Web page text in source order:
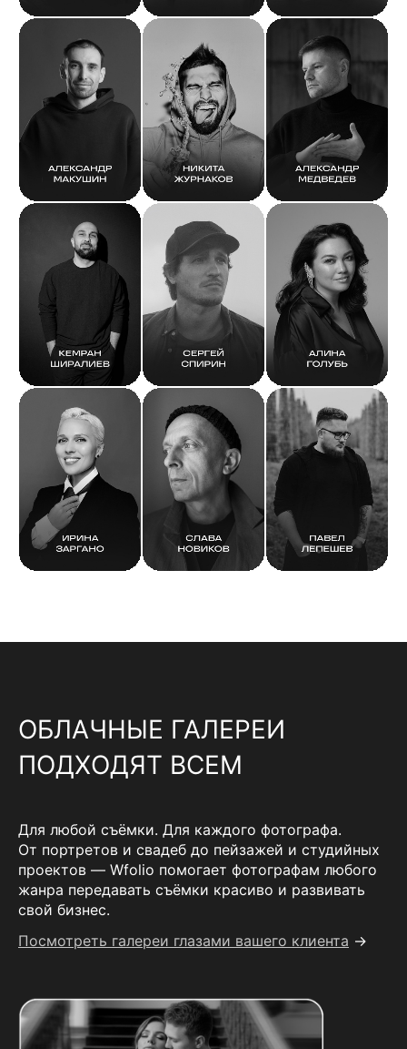
ОБЛАЧНЫЕ ГАЛЕРЕИ
ПОДХОДЯТ ВСЕМ
Для любой съёмки. Для каждого фотографа.
От портретов и свадеб до пейзажей и студийных
проектов — Wfolio помогает фотографам любого
жанра передавать съёмки красиво и развивать
свой бизнес.
Посмотреть галереи глазами вашего клиента →